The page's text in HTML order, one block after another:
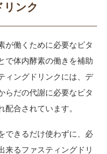
リンク
が働くために必要なビタ
で体内酵素の働きを補助
ィングドリンクには、デ
らだの代謝に必要なビタ
配合されています。
できるだけ使わずに、必
来るファスティングドリ